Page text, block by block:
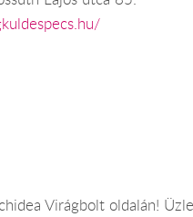
Virágbolt oldalán!